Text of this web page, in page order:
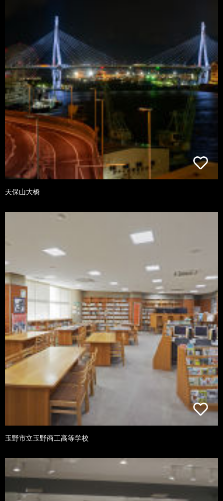
天保山大橋
玉野市立玉野商工高等学校